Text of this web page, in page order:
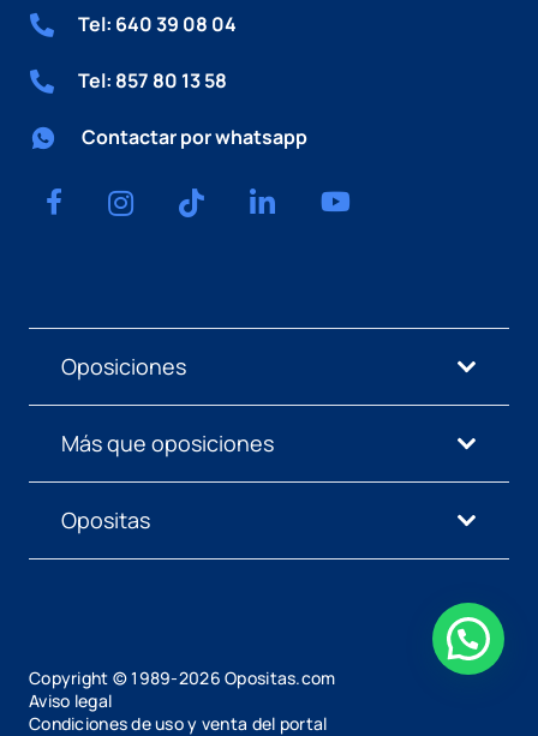
Tel: 640 39 08 04
Tel: 857 80 13 58
Contactar por whatsapp
Oposiciones
Más que oposiciones
Opositas
Copyright © 1989-2026 Opositas.com
Aviso legal
Condiciones de uso y venta del portal